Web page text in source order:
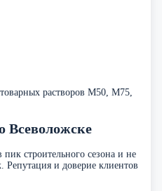
растворов М50, М75,
Всеволожске
строительного сезона и не
Репутация и доверие клиентов